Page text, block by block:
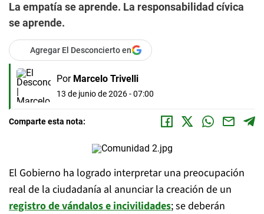
La empatía se aprende. La responsabilidad cívica
se aprende.
Agregar El Desconcierto en
Por Marcelo Trivelli
13 de junio de 2026 - 07:00
Comparte esta nota:
El Gobierno ha logrado interpretar una preocupación
real de la ciudadanía al anunciar la creación de un
registro de vándalos e incivilidades; se deberán